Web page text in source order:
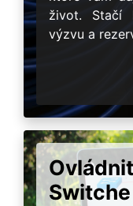
život. Stačí
výzvu a
Switche